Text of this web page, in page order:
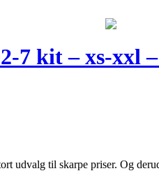
7 kit – xs-xxl
udvalg til skarpe priser. Og